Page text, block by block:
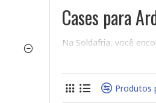
Cases para
Na Soldafria, você
Tipos de Cases
Produtos